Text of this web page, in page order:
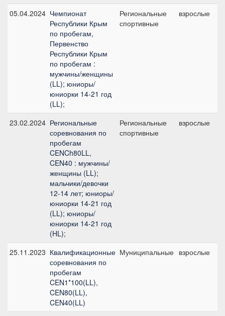
05.04.2024 Чемпионат
Республики Крым
по пробегам,
Первенство
Республики Крым
по пробегам :
мужчины/женщины
(LL); юниоры/
юниорки 14-21 год
(LL);
Региональные
спортивные
взрослые
23.02.2024 Региональные
соревнования по
пробегам
CENCh80LL,
CEN40 : мужчины/
женщины (LL);
мальчики/девочки
12-14 лет; юниоры/
юниорки 14-21 год
(LL); юниоры/
юниорки 14-21 год
(HL);
Региональные
спортивные
взрослые
25.11.2023 Квалификационные
соревнования по
пробегам
CEN1*100(LL),
CEN80(LL),
CEN40(LL)
Муниципальные взрослые